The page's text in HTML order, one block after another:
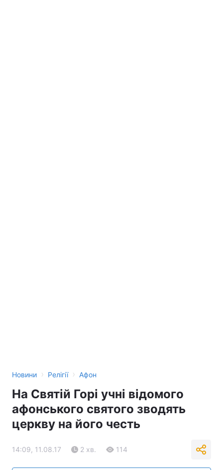
Новини › Релігії › Афон
На Святій Горі учні відомого
афонського святого зводять
церкву на його честь
14:09, 11.08.17 2 хв. 114